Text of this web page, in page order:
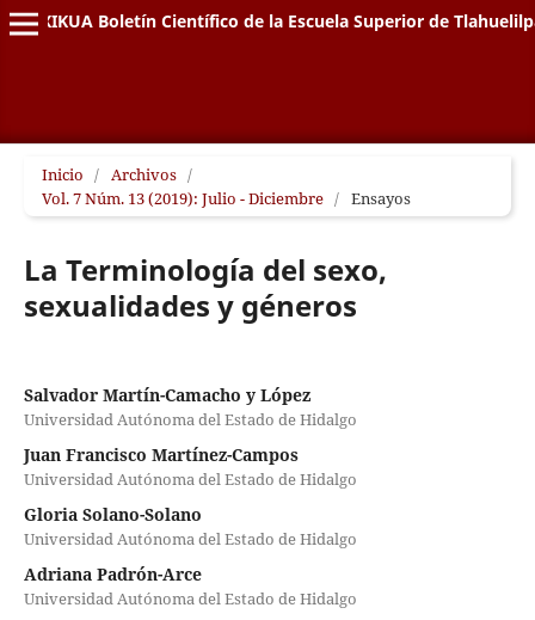
XIKUA Boletín Científico de la Escuela Superior de
Inicio / Archivos /
Vol. 7 Núm. 13 (2019): Julio - Diciembre / Ensayos
La Terminología del sexo,
sexualidades y géneros
Salvador Martín-Camacho y López
Universidad Autónoma del Estado de Hidalgo
Juan Francisco Martínez-Campos
Universidad Autónoma del Estado de Hidalgo
Gloria Solano-Solano
Universidad Autónoma del Estado de Hidalgo
Adriana Padrón-Arce
Universidad Autónoma del Estado de Hidalgo